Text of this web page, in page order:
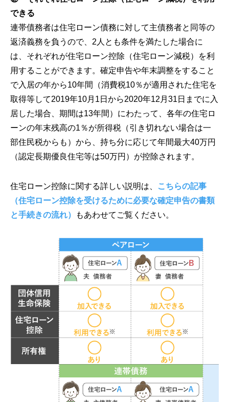
できる
連帯債務者は住宅ローン債務に対して主債務者と同等の
返済義務を負うので、2人とも条件を満たした場合に
は、それぞれが住宅ローン控除（住宅ローン減税）を利
用することができます。確定申告や年末調整をすること
で入居の年から10年間（消費税10％が適用された住宅を
取得等して2019年10月1日から2020年12月31日までに入
居した場合、期間は13年間）にわたって、各年の住宅ロ
ーンの年末残高の1％が所得税（引き切れない場合は一
部住民税からも）から、持ち分に応じて年間最大40万円
（認定長期優良住宅等は50万円）が控除されます。
住宅ローン控除に関する詳しい説明は、
こちらの記事
（住宅ローン控除を受けるために必要な確定申告の書類
と手続きの流れ）
もあわせてご覧ください。